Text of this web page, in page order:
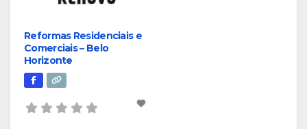
Reformas Residenciais e
Comerciais – Belo
Horizonte